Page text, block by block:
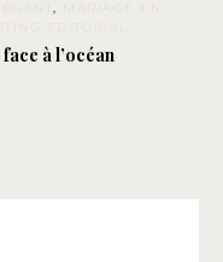
,
à l’océan